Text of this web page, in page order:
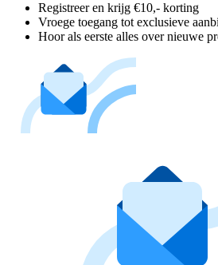
Registreer en krijg €10,- korting
Vroege toegang tot exclusieve
Hoor als eerste alles over nieuwe